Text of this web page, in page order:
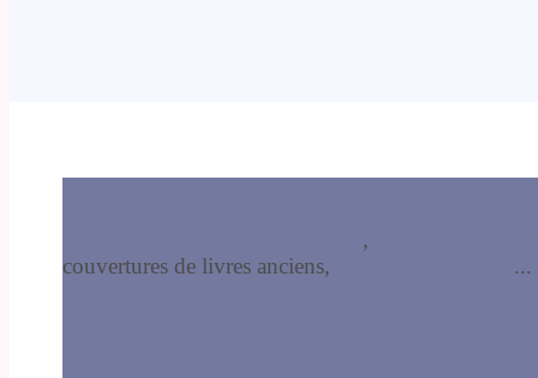
,
couvertures de livres anciens,
...